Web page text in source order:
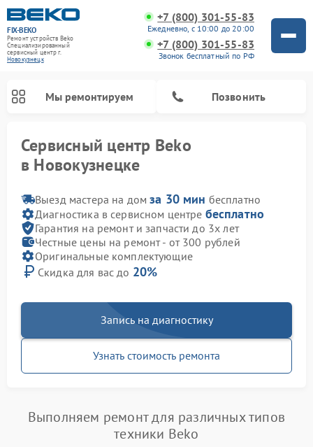
FIX-BEKO
Ремонт устройств Beko
Специализированный
cервисный центр г.
Новокузнецк
+7 (800) 301-55-83
Ежедневно, с 10:00 до 20:00
+7 (800) 301-55-83
Звонок бесплатный по РФ
Мы ремонтируем Позвонить
Сервисный центр Beko
в Новокузнецке
Выезд мастера на домза 30 мин бесплатно
Диагностика в сервисном центре бесплатно
Гарантия на ремонт и запчасти до 3х лет
Честные цены на ремонт - от 300 рублей
Оригинальные комплектующие
Скидка для вас до 20%
Запись на диагностику
Узнать стоимость ремонта
Выполняем ремонт для различных типов
техники Beko